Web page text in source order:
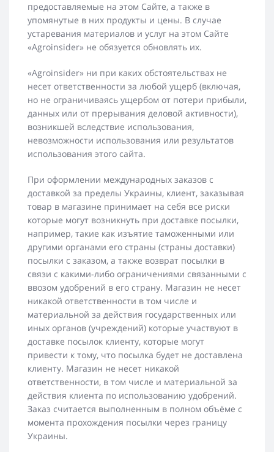
предоставляемые на этом Сайте, а также в
упомянутые в них продукты и цены. В случае
устаревания материалов и услуг на этом Сайте
«Agroinsider» не обязуется обновлять их.
«Agroinsider» ни при каких обстоятельствах не
несет ответственности за любой ущерб (включая,
но не ограничиваясь ущербом от потери прибыли,
данных или от прерывания деловой активности),
возникшей вследствие использования,
невозможности использования или результатов
использования этого сайта.
При оформлении международных заказов с
доставкой за пределы Украины, клиент, заказывая
товар в магазине принимает на себя все риски
которые могут возникнуть при доставке посылки,
например, такие как изъятие таможенными или
другими органами его страны (страны доставки)
посылки с заказом, а также возврат посылки в
связи с какими-либо ограничениями связанными с
ввозом удобрений в его страну. Магазин не несет
никакой ответственности в том числе и
материальной за действия государственных или
иных органов (учреждений) которые участвуют в
доставке посылок клиенту, которые могут
привести к тому, что посылка будет не доставлена
клиенту. Магазин не несет никакой
ответственности, в том числе и материальной за
действия клиента по использованию удобрений.
Заказ считается выполненным в полном объёме с
момента прохождения посылки через границу
Украины.